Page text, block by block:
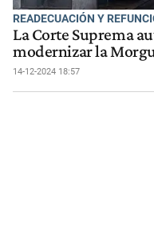
READECUACIÓN Y
La Corte Suprema
modernizar la
14-12-2024 18:57